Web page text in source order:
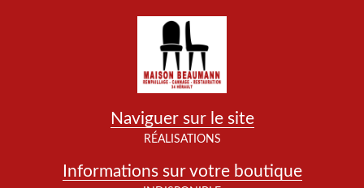
Naviguer sur le site
RÉALISATIONS
Informations sur votre boutique